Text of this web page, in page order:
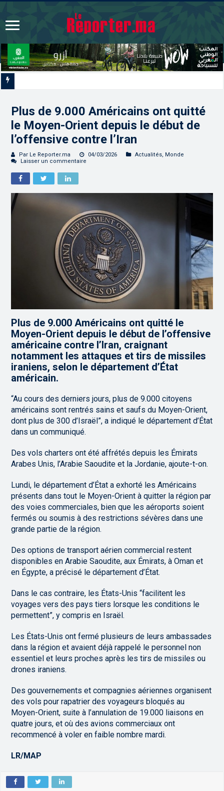
Plus de 9.000 Américains ont quitté
le Moyen-Orient depuis le début de
l’offensive contre l’Iran
Par Le Reporter.ma 04/03/2026 Actualités, Monde
Laisser un commentaire
Plus de 9.000 Américains ont quitté le
Moyen-Orient depuis le début de l’offensive
américaine contre l’Iran, craignant
notamment les attaques et tirs de missiles
iraniens, selon le département d’État
américain.
“Au cours des derniers jours, plus de 9.000 citoyens
américains sont rentrés sains et saufs du Moyen-Orient,
dont plus de 300 d’Israël”, a indiqué le département d’État
dans un communiqué.
Des vols charters ont été affrétés depuis les Émirats
Arabes Unis, l’Arabie Saoudite et la Jordanie, ajoute-t-on.
Lundi, le département d’État a exhorté les Américains
présents dans tout le Moyen-Orient à quitter la région par
des voies commerciales, bien que les aéroports soient
fermés ou soumis à des restrictions sévères dans une
grande partie de la région.
Des options de transport aérien commercial restent
disponibles en Arabie Saoudite, aux Émirats, à Oman et
en Égypte, a précisé le département d’État.
Dans le cas contraire, les États-Unis “facilitent les
voyages vers des pays tiers lorsque les conditions le
permettent”, y compris en Israël.
Les États-Unis ont fermé plusieurs de leurs ambassades
dans la région et avaient déjà rappelé le personnel non
essentiel et leurs proches après les tirs de missiles ou
drones iraniens.
Des gouvernements et compagnies aériennes organisent
des vols pour rapatrier des voyageurs bloqués au
Moyen-Orient, suite à l’annulation de 19.000 liaisons en
quatre jours, et où des avions commerciaux ont
recommencé à voler en faible nombre mardi.
LR/MAP